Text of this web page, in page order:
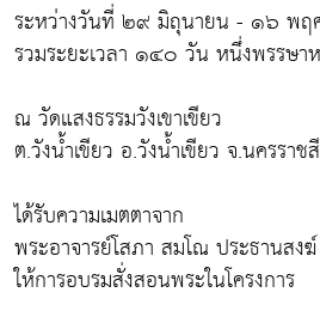
ระหว่างวันที่ ๒๙ มิถุนายน - ๑๖ พ
รวมระยะเวลา ๑๔๐ วัน หนึ่งพรรษา
ณ วัดแสงธรรมวังเขาเขียว
ต.วังน้ำเขียว อ.วังน้ำเขียว จ.นครราช
ได้รับความเมตตาจาก
พระอาจารย์โสภา สมโณ ประธานสงฆ์
ให้การอบรมสั่งสอนพระในโครงการ